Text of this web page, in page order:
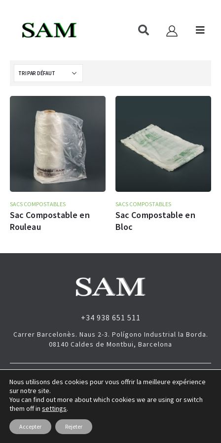
SACS COMPOSTABLES
Sac Compostable en
Rouleau
SACS COMPOSTABLES
Sac Compostable en
Bloc
+34 938 651 511
Carrer Barcelonès. Naus 2-3. Polígono Industrial la Borda.
08140 Caldes de Montbui, Barcelona
Nous utilisons des cookies pour vous offrir la meilleure expérience
sur notre site.
You can find out more about which cookies we are using or switch
them off in settings.
Accepter Rejeter